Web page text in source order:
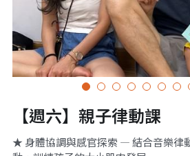
立即預約
演出/活動
【週六】親子律動課
★ 身體協調與感官探索 — 結合音樂律